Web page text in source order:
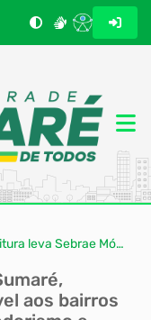
No mês do aniversário de Sumaré, Prefeitura leva Sebrae Móvel aos bairros para incentivar empreended...
aos bairros